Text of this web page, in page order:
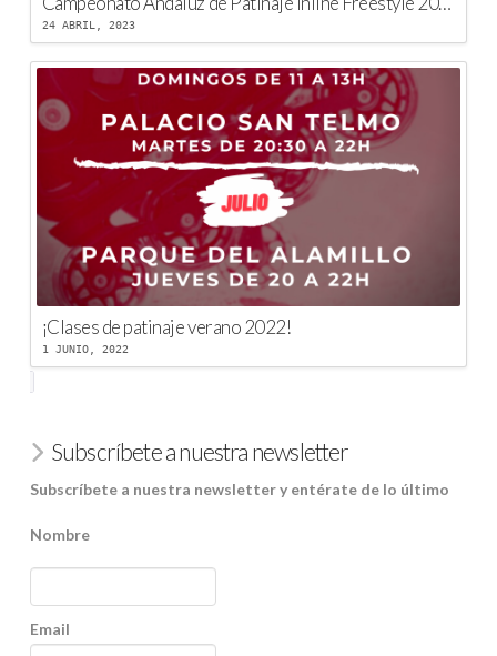
24 ABRIL, 2023
¡Clases de patinaje verano 2022!
1 JUNIO, 2022
Subscríbete a nuestra newsletter
Subscríbete a nuestra newsletter y entérate de lo último
Nombre
Email